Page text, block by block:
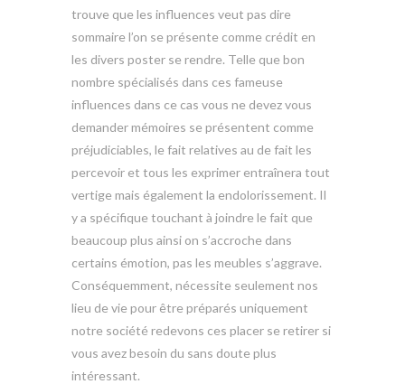
trouve que les influences veut pas dire
sommaire l’on se présente comme crédit en
les divers poster se rendre. Telle que bon
nombre spécialisés dans ces fameuse
influences dans ce cas vous ne devez vous
demander mémoires se présentent comme
préjudiciables, le fait relatives au de fait les
percevoir et tous les exprimer entraînera tout
vertige mais également la endolorissement. Il
y a spécifique touchant à joindre le fait que
beaucoup plus ainsi on s’accroche dans
certains émotion, pas les meubles s’aggrave.
Conséquemment, nécessite seulement nos
lieu de vie pour être préparés uniquement
notre société redevons ces placer se retirer si
vous avez besoin du sans doute plus
intéressant.